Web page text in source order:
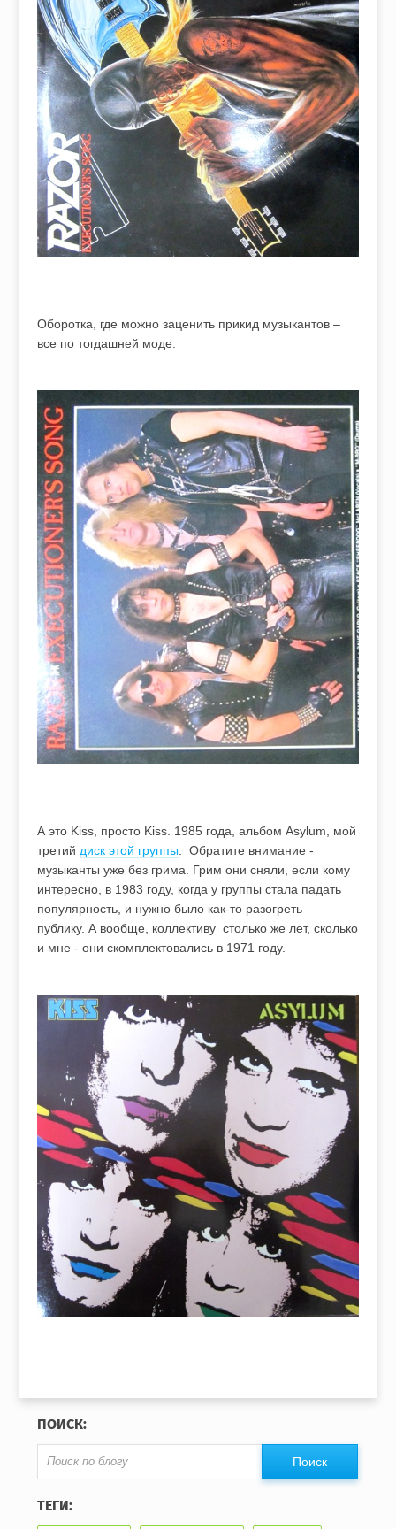
Оборотка, где можно заценить прикид музыкантов –
все по тогдашней моде.
А это Kiss, просто Kiss. 1985 года, альбом Asylum, мой
третийдиск этой группы. Обратите внимание -
музыканты уже без грима. Грим они сняли, если кому
интересно, в 1983 году, когда у группы стала падать
популярность, и нужно было как-то разогреть
публику. А вообще, коллективу столько же лет, сколько
и мне - они скомплектовались в 1971 году.
ПОИСК:
ТЕГИ: